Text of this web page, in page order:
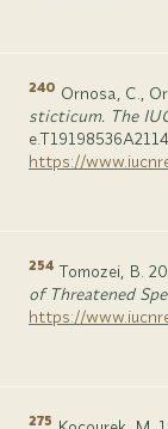
240 Ornosa, C.,
sticticum. The
https://
254 Tomozei, B.
of Threatened
https://
275